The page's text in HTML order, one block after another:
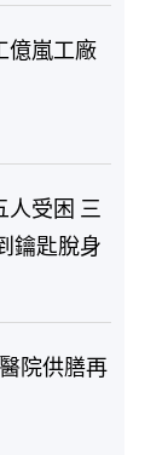
億嵐工廠
人受困 三
鑰匙脫身
院供膳再